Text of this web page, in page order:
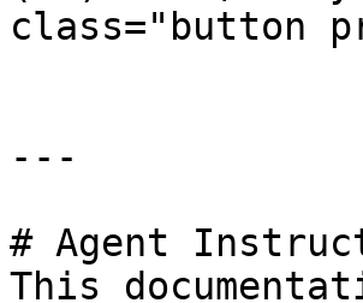
class="button
---
# Agent
This